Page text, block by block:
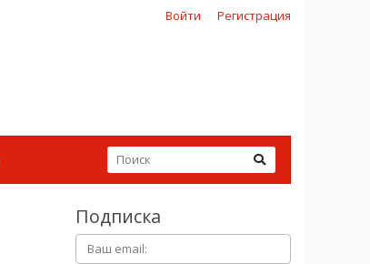
Войти Регистрация
Подписка